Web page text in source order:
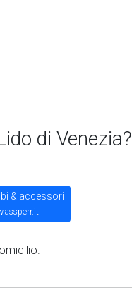
di Venezia?
& accessori